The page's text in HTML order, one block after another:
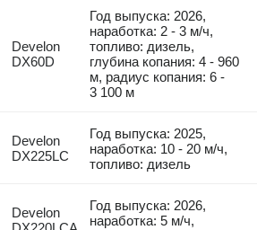
Develon
DX60D
Год выпуска: 2026,
наработка: 2 - 3 м/ч,
топливо: дизель,
глубина копания: 4 - 960
м, радиус копания: 6 -
3 100 м
Develon
DX225LC
Год выпуска: 2025,
наработка: 10 - 20 м/ч,
топливо: дизель
Develon
Год выпуска: 2026,
наработка: 5 м/ч,